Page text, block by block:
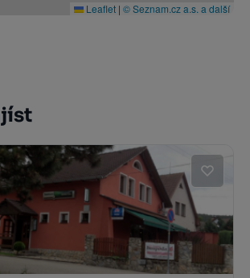
Leaflet | © Seznam.cz a.s. a další